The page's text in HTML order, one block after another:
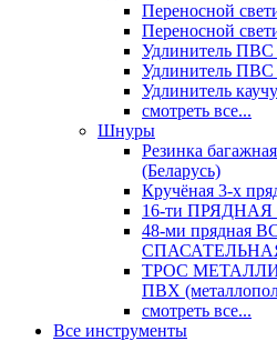
Переносной
Переносной
Удлинитель ПВС
Удлинитель ПВС
Удлинитель
смотреть все...
Шнуры
Резинка
(Беларусь)
Кручёная 3-х
16-ти ПРЯДНАЯ
48-ми прядная
ТРОС
ПВХ
смотреть все...
Все инструменты